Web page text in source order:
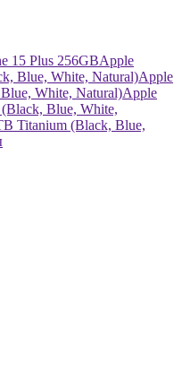
15 Plus 256GBApple
Blue, White, Natural)Apple
White, Natural)Apple
Blue, White,
Titanium (Black, Blue,